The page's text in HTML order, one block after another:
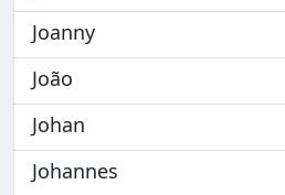
Joanny
João
Johan
Johannes